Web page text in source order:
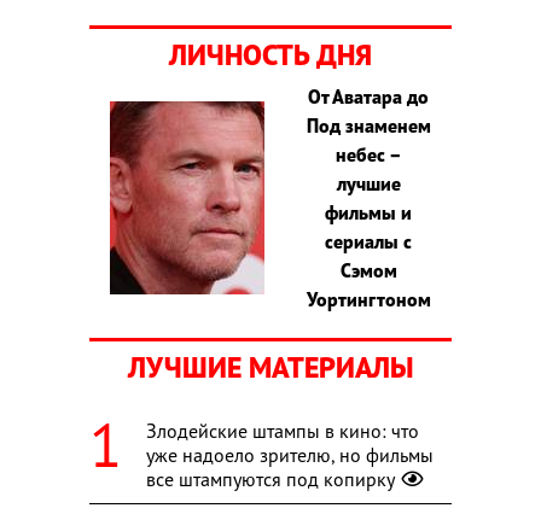
ЛИЧНОСТЬ ДНЯ
От Аватара до
Под знаменем
небес –
лучшие
фильмы и
сериалы с
Сэмом
Уортингтоном
ЛУЧШИЕ МАТЕРИАЛЫ
Злодейские штампы в кино: что
уже надоело зрителю, но фильмы
все штампуются под копирку